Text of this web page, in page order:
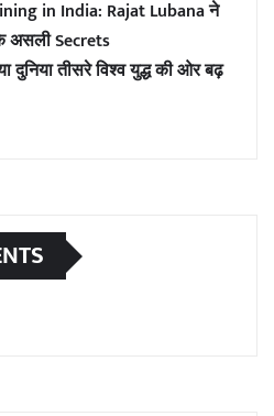
in India: Rajat Lubana ने
असली Secrets
तीसरे विश्व युद्ध की ओर बढ़